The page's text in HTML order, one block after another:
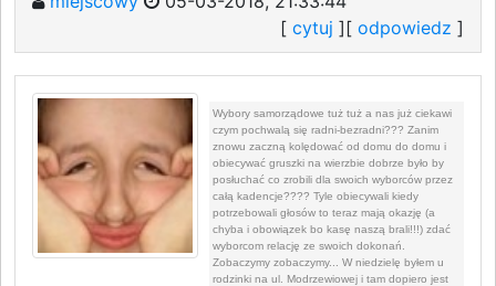
[ cytuj ][ odpowiedz ]
Wybory samorządowe tuż tuż a nas już ciekawi
czym pochwalą się radni-bezradni??? Zanim
znowu zaczną kolędować od domu do domu i
obiecywać gruszki na wierzbie dobrze było by
posłuchać co zrobili dla swoich wyborców przez
całą kadencje???? Tyle obiecywali kiedy
potrzebowali głosów to teraz mają okazję (a
chyba i obowiązek bo kasę naszą brali!!!) zdać
wyborcom relację ze swoich dokonań.
Zobaczymy zobaczymy... W niedzielę byłem u
rodzinki na ul. Modrzewiowej i tam dopiero jest